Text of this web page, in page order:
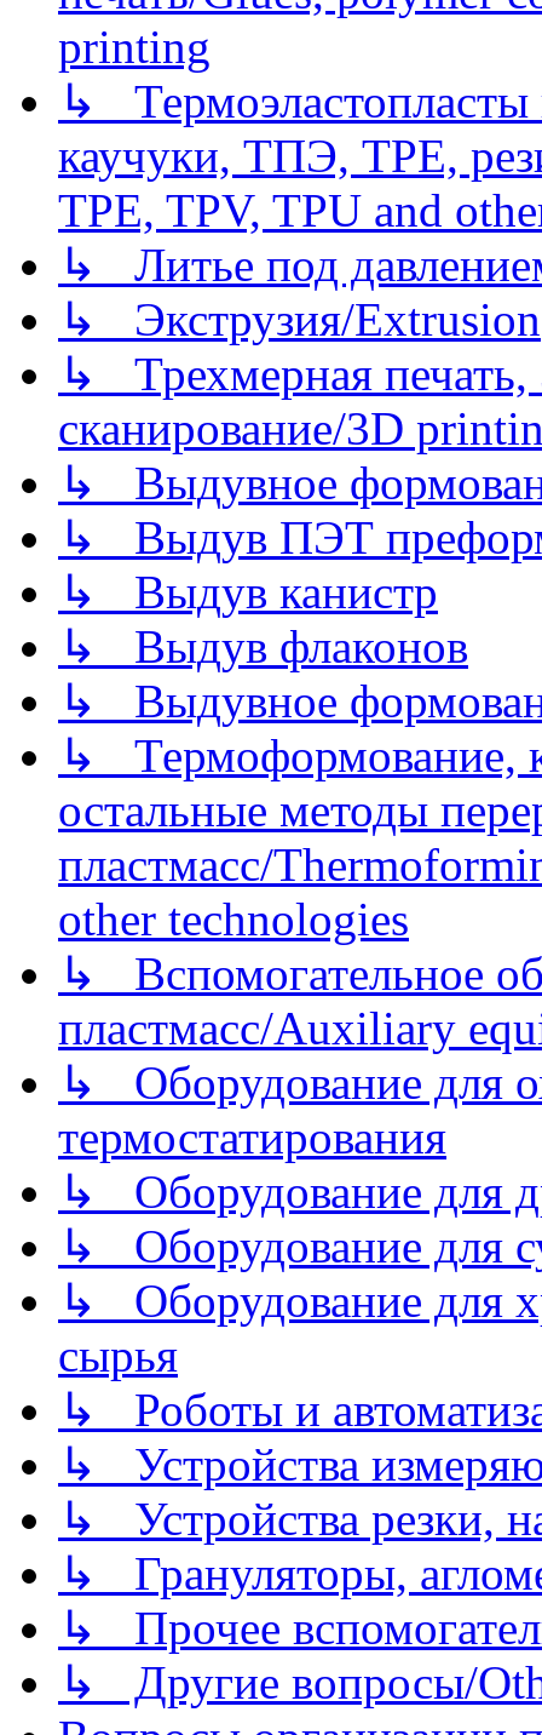
printing
↳
каучуки, ТПЭ, TPE,
TPE, TPV, TPU and
↳ Литье под
↳ Экструзия/Extrusion
↳ Трехмерная
сканирование/3D
↳ Выдувное
↳ Выдув ПЭТ
↳ Выдув канистр
↳ Выдув флаконов
↳ Выдувное
↳ Термоформование,
остальные методы
пластмасс/
other technologies
↳ Вспомогательное
пластмасс/Auxiliary
↳ Оборудование для
термостатирования
↳ Оборудование для
↳ Оборудование для
↳ Оборудование для
сырья
↳ Роботы и
↳ Устройства
↳ Устройства резки,
↳ Грануляторы,
↳ Прочее
↳ Другие вопросы/